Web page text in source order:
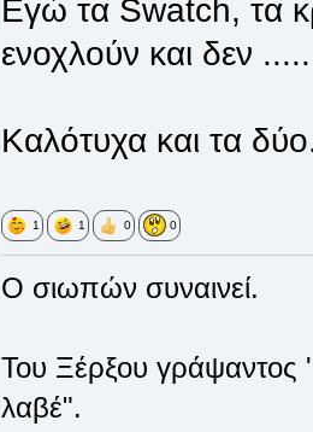
Εγώ τα Swatch, τα
ενοχλούν και δεν
Καλότυχα και τα
1 1 0 0
Ο σιωπών συναινεί.
Του Ξέρξου
λαβέ".